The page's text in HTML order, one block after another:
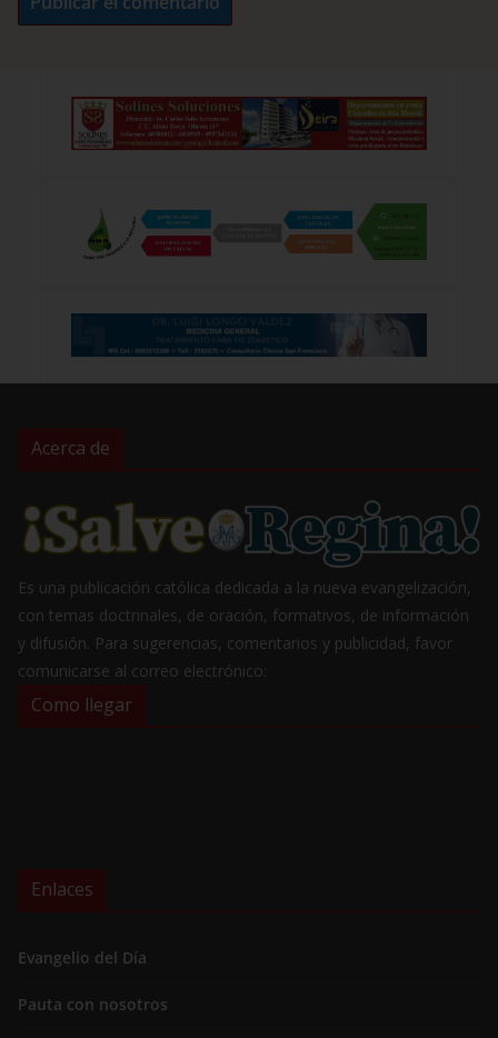
Acerca de
Es una publicación católica dedicada a la nueva evangelización,
con temas doctrinales, de oración, formativos, de información
y difusión. Para sugerencias, comentarios y publicidad, favor
comunicarse al correo electrónico:
Como llegar
Enlaces
Evangelio del Día
Pauta con nosotros